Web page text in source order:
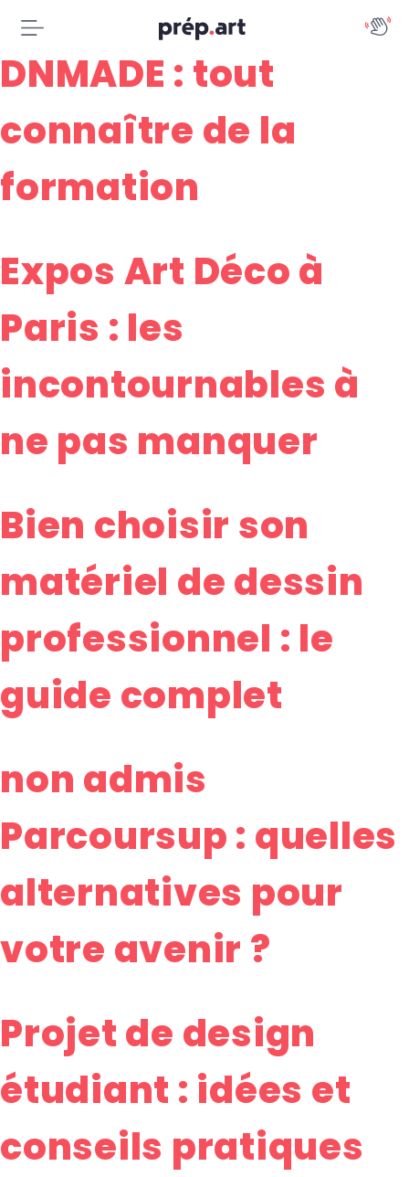
DNMADE : tout
connaître de la
formation
Expos Art Déco à
Paris : les
incontournables à
ne pas manquer
Bien choisir son
matériel de dessin
professionnel : le
guide complet
non admis
Parcoursup : quelles
alternatives pour
votre avenir ?
Projet de design
étudiant : idées et
conseils pratiques